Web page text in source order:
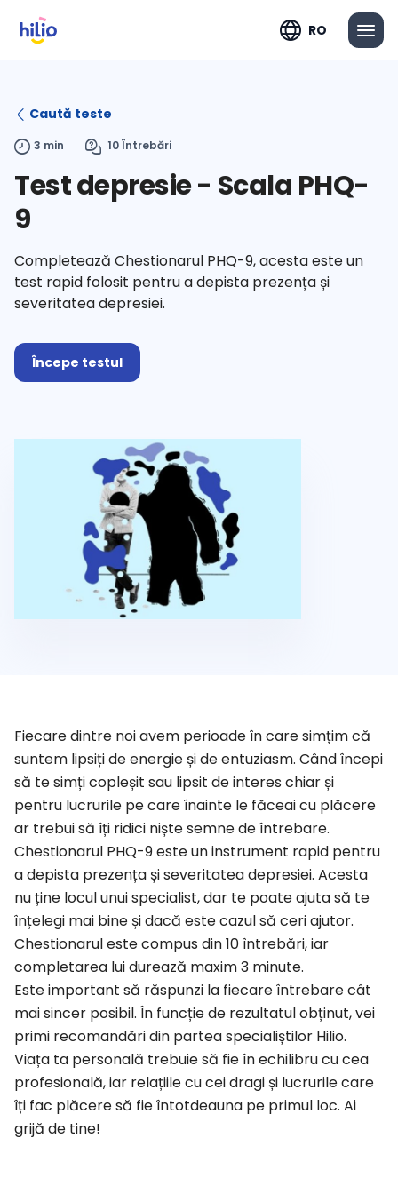
RO
Caută teste
3 min 10 Întrebări
Test depresie - Scala PHQ-
9
Completează Chestionarul PHQ-9, acesta este un
test rapid folosit pentru a depista prezența și
severitatea depresiei.
Începe testul
Fiecare dintre noi avem perioade în care simțim că
suntem lipsiți de energie și de entuziasm. Când începi
să te simți copleșit sau lipsit de interes chiar și
pentru lucrurile pe care înainte le făceai cu plăcere
ar trebui să îți ridici niște semne de întrebare.
Chestionarul PHQ-9 este un instrument rapid pentru
a depista prezența și severitatea depresiei. Acesta
nu ține locul unui specialist, dar te poate ajuta să te
înțelegi mai bine și dacă este cazul să ceri ajutor.
Chestionarul este compus din 10 întrebări, iar
completarea lui durează maxim 3 minute.
Este important să răspunzi la fiecare întrebare cât
mai sincer posibil. În funcție de rezultatul obținut, vei
primi recomandări din partea specialiștilor Hilio.
Viața ta personală trebuie să fie în echilibru cu cea
profesională, iar relațiile cu cei dragi și lucrurile care
îți fac plăcere să fie întotdeauna pe primul loc. Ai
grijă de tine!